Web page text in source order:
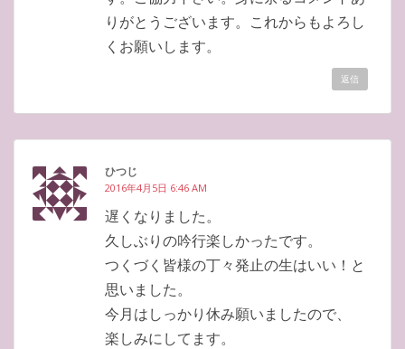
りがとうございます。これからもよろし
くお願いします。
返信
ひつじ
2016年4月5日 6:46 AM
遅くなりました。
久しぶりの吟行楽しかったです。
つくづく皆様の丁々発止の生はいい！と
思いました。
今月はしっかり休み願いましたので、
楽しみにしてます。